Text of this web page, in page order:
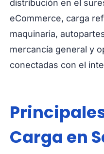
distribución en el
eCommerce, carga
maquinaria,
mercancía general y
conectadas con el
Carga en